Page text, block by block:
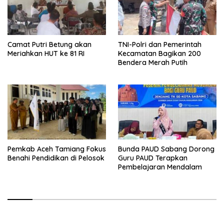
Camat Putri Betung akan
Meriahkan HUT ke 81 RI
TNI-Polri dan Pemerintah
Kecamatan Bagikan 200
Bendera Merah Putih
Pemkab Aceh Tamiang Fokus
Benahi Pendidikan di Pelosok
Bunda PAUD Sabang Dorong
Guru PAUD Terapkan
Pembelajaran Mendalam